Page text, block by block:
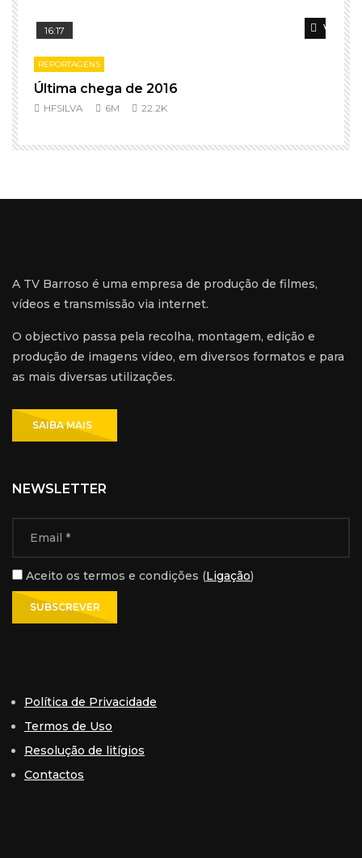
Ver
16:17
REPORTAGENS
Última chega de 2016
HFSILVA 6M 22.2K
A TV Barroso é uma empresa de produção de filmes,
vídeos e transmissão via internet.
O objectivo passa pela recolha, montagem, edição e
produção de imagens vídeo, em diversos formatos e para
as mais diversas utilizações.
SAIBA MAIS
NEWSLETTER
Aceito os termos e condições (Ligação)
Política de Privacidade
Termos de Uso
Resolução de litígios
Contactos